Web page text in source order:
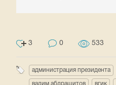
3 0 533
администрация президента
вадим абдрашитов вгик